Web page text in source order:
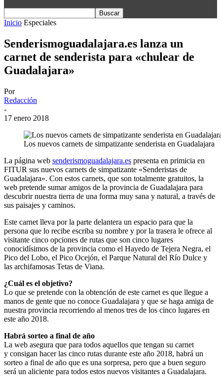
Inicio Especiales
Senderismoguadalajara.es lanza un
carnet de senderista para «chulear de
Guadalajara»
Por
Redacción
-
17 enero 2018
Los nuevos carnets de simpatizante senderista en Guadalajara
La página web senderismoguadalajara.es presenta en primicia en
FITUR sus nuevos carnets de simpatizante «Senderistas de
Guadalajara». Con estos carnets, que son totalmente gratuitos, la
web pretende sumar amigos de la provincia de Guadalajara para
descubrir nuestra tierra de una forma muy sana y natural, a través de
sus paisajes y caminos.
Este carnet lleva por la parte delantera un espacio para que la
persona que lo recibe escriba su nombre y por la trasera le ofrece al
visitante cinco opciones de rutas que son cinco lugares
conocidísimos de la provincia como el Hayedo de Tejera Negra, el
Pico del Lobo, el Pico Ocejón, el Parque Natural del Río Dulce y
las archifamosas Tetas de Viana.
¿Cuál es el objetivo?
Lo que se pretende con la obtención de este carnet es que llegue a
manos de gente que no conoce Guadalajara y que se haga amiga de
nuestra provincia recorriendo al menos tres de los cinco lugares en
este año 2018.
Habrá sorteo a final de año
La web asegura que para todos aquellos que tengan su carnet
y consigan hacer las cinco rutas durante este año 2018, habrá un
sorteo a final de año que es una sorpresa, pero que a buen seguro
será un aliciente para todos estos nuevos visitantes a Guadalajara.